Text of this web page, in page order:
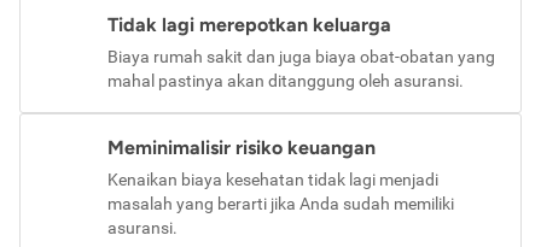
Tidak lagi merepotkan keluarga
Biaya rumah sakit dan juga biaya obat-obatan yang
mahal pastinya akan ditanggung oleh asuransi.
Meminimalisir risiko keuangan
Kenaikan biaya kesehatan tidak lagi menjadi
masalah yang berarti jika Anda sudah memiliki
asuransi.